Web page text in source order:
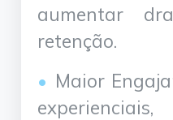
aumentar
retenção.
Maior